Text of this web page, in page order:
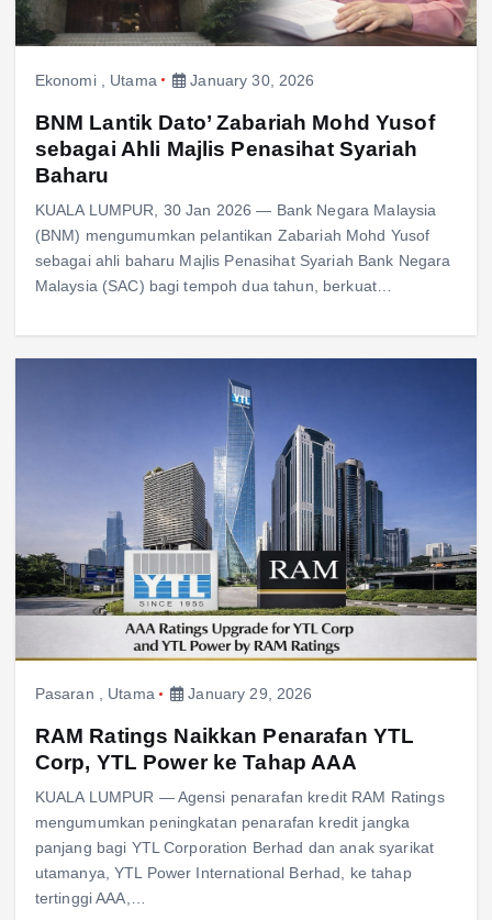
Ekonomi, Utama January 30, 2026
BNM Lantik Dato’ Zabariah Mohd Yusof
sebagai Ahli Majlis Penasihat Syariah
Baharu
KUALA LUMPUR, 30 Jan 2026 — Bank Negara Malaysia
(BNM) mengumumkan pelantikan Zabariah Mohd Yusof
sebagai ahli baharu Majlis Penasihat Syariah Bank Negara
Malaysia (SAC) bagi tempoh dua tahun, berkuat…
Pasaran Utama January 29, 2026
RAM Ratings Naikkan Penarafan YTL
Corp, YTL Power ke Tahap AAA
KUALA LUMPUR — Agensi penarafan kredit RAM Ratings
mengumumkan peningkatan penarafan kredit jangka
panjang bagi YTL Corporation Berhad dan anak syarikat
utamanya, YTL Power International Berhad, ke tahap
tertinggi AAA,…